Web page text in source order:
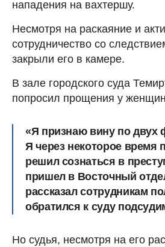
нападения на вахтершу.
Несмотря на раскаяние и
сотрудничество со
закрыли его в камере.
В зале городского суда
попросил прощения у
«Я признаю вину по двух
Я через некоторое время
решил сознаться в
пришел в Восточный
рассказал сотрудникам
обратился к суду
Но судья, несмотря на его